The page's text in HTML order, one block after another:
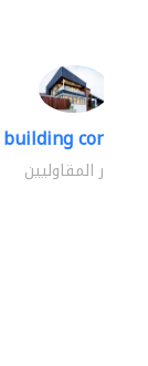
كبار المقاوليين